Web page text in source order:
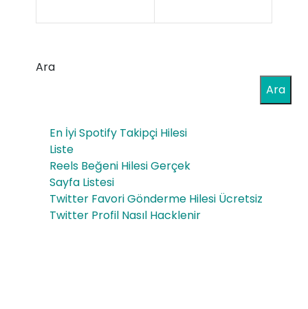
Par
a
anır
Ağ
Ara
Ara
En İyi Spotify Takipçi Hilesi
Liste
Reels Beğeni Hilesi Gerçek
Sayfa Listesi
Twitter Favori Gönderme Hilesi Ücretsiz
Twitter Profil Nasıl Hacklenir